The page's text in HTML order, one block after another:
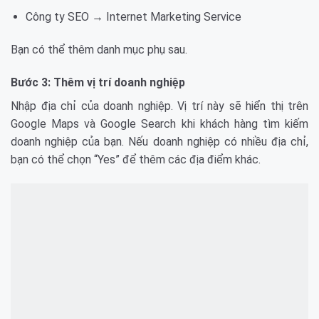
Công ty SEO → Internet Marketing Service
Bạn có thể thêm danh mục phụ sau.
Bước 3: Thêm vị trí doanh nghiệp
Nhập địa chỉ của doanh nghiệp. Vị trí này sẽ hiển thị trên
Google Maps và Google Search khi khách hàng tìm kiếm
doanh nghiệp của bạn. Nếu doanh nghiệp có nhiều địa chỉ,
bạn có thể chọn “Yes” để thêm các địa điểm khác.